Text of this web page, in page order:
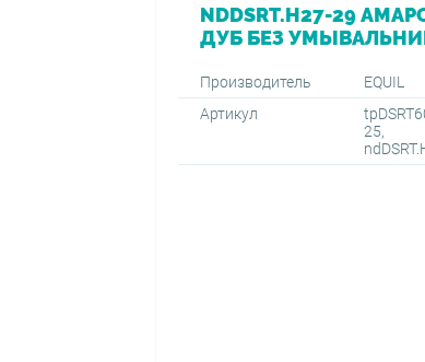
NDDSRT.H27-29
ДУБ БЕЗ
Производитель
EQUIL
Артикул
25,